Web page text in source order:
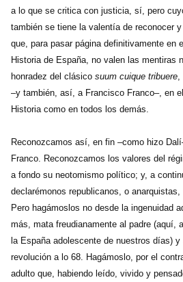
a lo que se critica con justicia, sí, pero
también se tiene la valentía de reconocer
que, para pasar página definitivamente en
Historia de España, no valen las mentiras
honradez del clásico suum cuique tribuere
–y también, así, a Francisco Franco–, en
Historia como en todos los demás.
Reconozcamos así, en fin –como hizo
Franco. Reconozcamos los valores del
a fondo su neotomismo político; y, a
declarémonos republicanos, o anarquistas,
Pero hagámoslos no desde la ingenuidad
más, mata freudianamente al padre (aquí,
la España adolescente de nuestros días)
revolución a lo 68. Hagámoslo, por el
adulto que, habiendo leído, vivido y